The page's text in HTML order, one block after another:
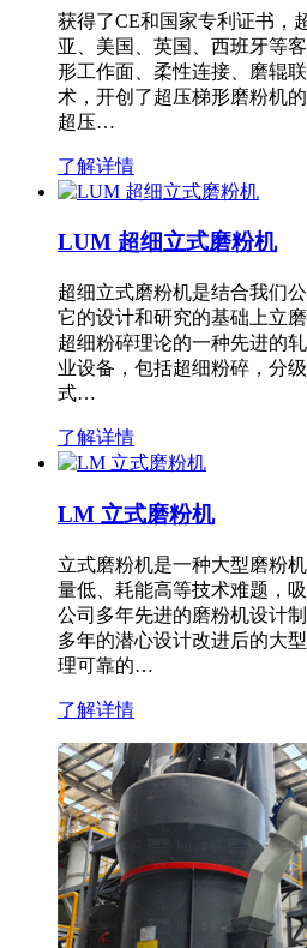
获得了CE和国家专利证书，
亚、美国、英国、西班牙等
形工作面、柔性连接、磨辊
术，开创了超压梯形磨粉机
超压…
了解详情
LUM 超细立式磨粉机
超细立式磨粉机是结合我们
它的设计和研究的基础上立
超细粉碎理论的一种先进的
业设备，包括超细粉碎，分
式…
了解详情
LM 立式磨粉机
立式磨粉机是一种大型磨粉
量低、耗能高等技术难题，
公司多年先进的磨粉机设计
多年的潜心设计改进后的大
理可靠的…
了解详情